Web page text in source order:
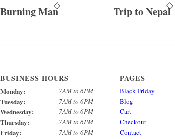
Burning Man Trip to Nepal
BUSINESS HOURS
Monday:
Tuesday:
Wednesday:
Thursday:
Friday:
7AM to 6PM
7AM to 6PM
7AM to 6PM
7AM to 6PM
7AM to 6PM
PAGES
Black Friday
Blog
Cart
Checkout
Contact